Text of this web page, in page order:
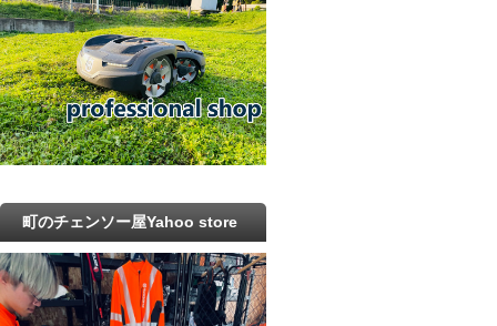
町のチェンソー屋Yahoo store